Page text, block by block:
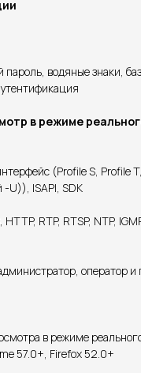
водяные знаки,
в режиме
(Profile S, Profile
-U)), ISAPI, SDK
RTP, RTSP, NTP,
оператор и
в режиме
57.0+, Firefox 52.0+